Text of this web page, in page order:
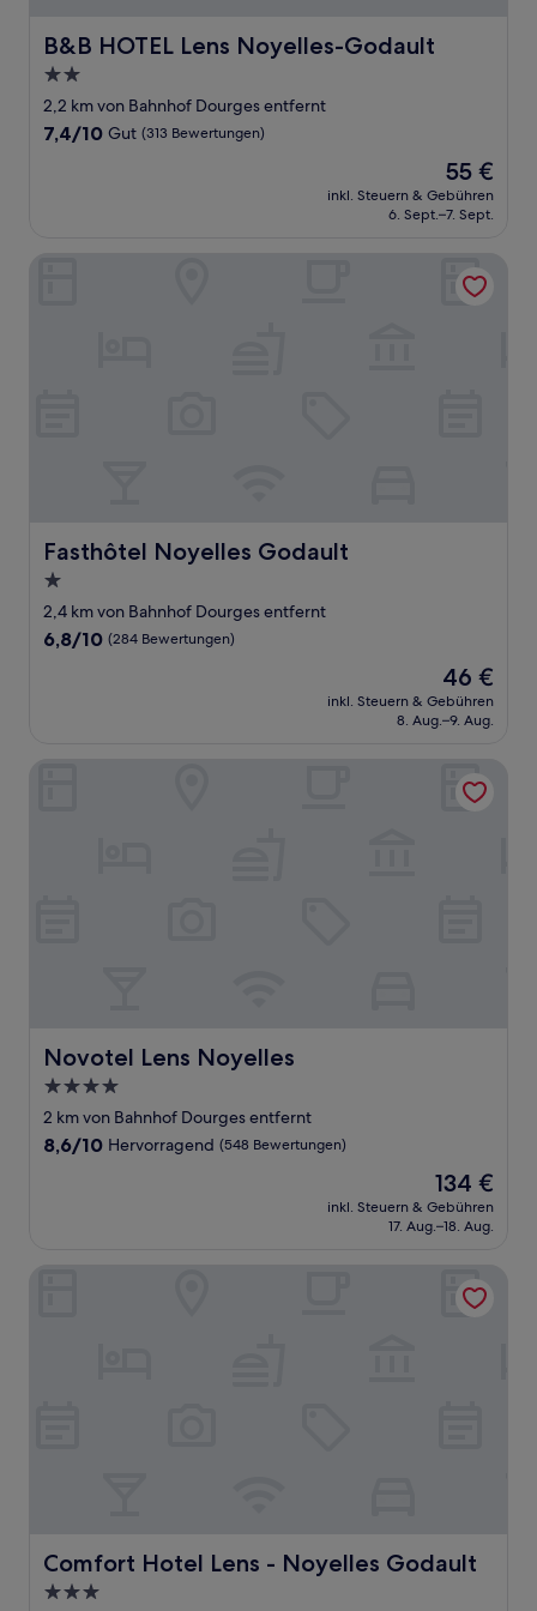
B&B HOTEL Lens Noyelles-Godault
B&B HOTEL Lens Noyelles-Godault
2.0-
Sterne-
Unterkunft
2,2 km von Bahnhof Dourges entfernt
7.4
7,4/10 Gut (313 Bewertungen)
Der
Preis
beträgt
55 €
inkl. Steuern & Gebühren
6. Sept.–7. Sept.
Fasthôtel Noyelles Godault
Fasthôtel Noyelles Godault
1.0-
Stern-
Unterkunft
2,4 km von Bahnhof Dourges entfernt
6.8
6,8/10 (284 Bewertungen)
Der
Preis
beträgt
46 €
inkl. Steuern & Gebühren
8. Aug.–9. Aug.
Novotel Lens Noyelles
Novotel Lens Noyelles
4.0-
Sterne-
Unterkunft
2 km von Bahnhof Dourges entfernt
8.6
8,6/10 Hervorragend (548 Bewertungen)
Der
Preis
beträgt
134 €
inkl. Steuern & Gebühren
17. Aug.–18. Aug.
Comfort Hotel Lens - Noyelles Godault
Comfort Hotel Lens - Noyelles Godault
3.0-